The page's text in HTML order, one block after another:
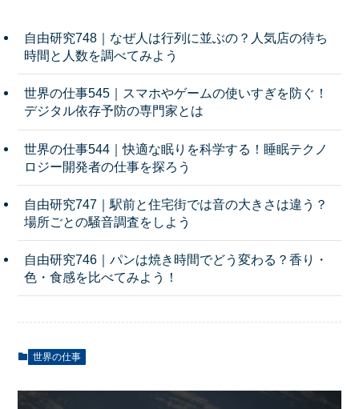
自由研究748｜なぜ人は行列に並ぶの？人気店の待ち
時間と人数を調べてみよう
世界の仕事545｜スマホやゲームの使いすぎを防ぐ！
デジタル依存予防の専門家とは
世界の仕事544｜快適な眠りを科学する！睡眠テクノ
ロジー開発者の仕事を探ろう
自由研究747｜駅前と住宅街では音の大きさは違う？
場所ごとの騒音調査をしよう
自由研究746｜パンは焼き時間でどう変わる？香り・
色・食感を比べてみよう！
世界の仕事